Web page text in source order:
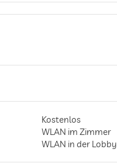
Kostenlos
WLAN im Zimmer
WLAN in der Lobby